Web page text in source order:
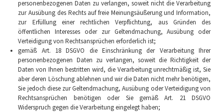
personenbezogenen Daten zu verlangen, soweit nicht die Verarbeitung
zur Ausübung des Rechts auf freie Meinungsäußerung und Information,
zur Erfüllung einer rechtlichen Verpflichtung, aus Gründen des
öffentlichen Interesses oder zur Geltendmachung, Ausübung oder
Verteidigung von Rechtsansprüchen erforderlich ist;
gemäß Art. 18 DSGVO die Einschränkung der Verarbeitung Ihrer
personenbezogenen Daten zu verlangen, soweit die Richtigkeit der
Daten von Ihnen bestritten wird, die Verarbeitung unrechtmäßig ist, Sie
aber deren Löschung ablehnen und wir die Daten nicht mehr benötigen,
Sie jedoch diese zur Geltendmachung, Ausübung oder Verteidigung von
Rechtsansprüchen benötigen oder Sie gemäß Art. 21 DSGVO
Widerspruch gegen die Verarbeitung eingelegt haben;